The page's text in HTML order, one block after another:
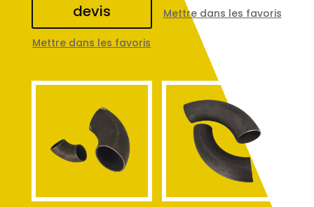
devis
Mettre dans les favoris
Mettre dans les favoris